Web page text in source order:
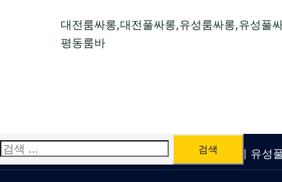
대전룸싸롱,대전풀싸롱,유성룸싸롱,유성풀
평동룸바
검
색:
유성룸싸롱 O1O.4832.3589 대전퍼블릭가라오케 유성